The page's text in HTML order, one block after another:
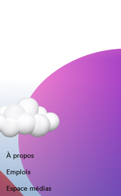
À propos
Emplois
Espace médias